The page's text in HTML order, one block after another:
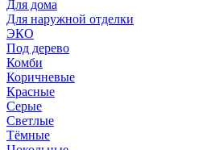
Для дома
Для наружной отделки
ЭКO
Под дерево
Комби
Коричневые
Красные
Серые
Светлые
Тёмные